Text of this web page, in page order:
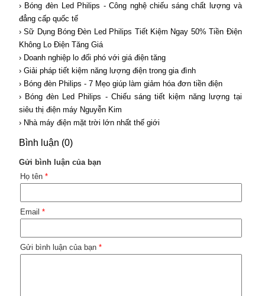
› Bóng đèn Led Philips - Công nghệ chiếu sáng chất lượng và
đẳng cấp quốc tế
› Sữ Dụng Bóng Đèn Led Philips Tiết Kiệm Ngay 50% Tiền Điện
Không Lo Điện Tăng Giá
› Doanh nghiệp lo đối phó với giá điện tăng
› Giải pháp tiết kiệm năng lượng điện trong gia đình
› Bóng đèn Philips - 7 Mẹo giúp làm giảm hóa đơn tiền điện
› Bóng đèn Led Philips - Chiếu sáng tiết kiệm năng lượng tại
siêu thị điện máy Nguyễn Kim
› Nhà máy điện mặt trời lớn nhất thế giới
Bình luận (0)
Gửi bình luận của bạn
Họ tên *
Email *
Gửi bình luận của bạn *